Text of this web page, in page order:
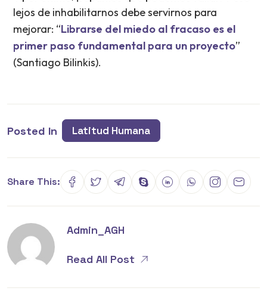
lejos de inhabilitarnos debe servirnos para
mejorar: “Librarse del miedo al fracaso es el
primer paso fundamental para un proyecto”
(Santiago Bilinkis).
Posted In Latitud Humana
Share This:
Admin_AGH
Read All Post